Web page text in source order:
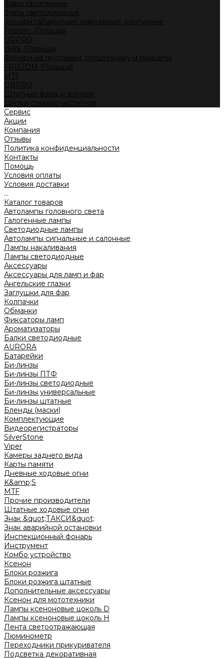
Фары галогенные
Фары светодиодные
Фонари габаритные, маркерные, контурные
Fristom (Польша)
ORPRO
WAS (Польша)
Фонари на грузовики, спецтехнику и прицепы
FRISTOM (Польша)
MTF
ORPRO
Штатные фары и фонари
Щетки стеклоочистителя
Сервис
Акции
Компания
Отзывы
Политика конфиденциальности
Контакты
Помощь
Условия оплаты
Условия доставки
...
Каталог товаров
Автолампы головного света
Галогенные лампы
Светодиодные лампы
Автолампы сигнальные и салонные
Лампы накаливания
Лампы светодиодные
Аксессуары
Аксессуары для ламп и фар
Ангельские глазки
Заглушки для фар
Колпачки
Обманки
Фиксаторы ламп
Ароматизаторы
Балки светодиодные
AURORA
Батарейки
Би-линзы
Би-линзы ПТФ
Би-линзы светодиодные
Би-линзы универсальные
Би-линзы штатные
Бленды (маски)
Комплектующие
Видеорегистраторы
SilverStone
Viper
Камеры заднего вида
Карты памяти
Дневные ходовые огни
K&amp;S
MTF
Прочие производители
Штатные ходовые огни
Знак &quot;ТАКСИ&quot;
Знак аварийной остановки
Инспекционный фонарь
Инструмент
Комбо устройство
Ксенон
Блоки розжига
Блоки розжига штатные
Дополнительные аксессуары
Ксенон для мототехники
Лампы ксеноновые цоколь D
Лампы ксеноновые цоколь H
Лента светоотражающая
Люминометр
Переходники прикуривателя
Подсветка декоративная